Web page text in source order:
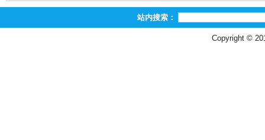
站内搜索：
Copyright ©